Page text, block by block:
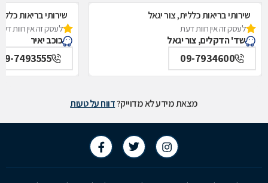
שירותי בריאות כללית, צור יגאל
לעסק זה אין חוות דעת
שד' הדקלים, צור יגאל
09-7934600
שירותי בריאות
לעסק זה אין חוות
כוכב יאיר
7493555
מצאת מידע לא מדוייק?דווח על טעות